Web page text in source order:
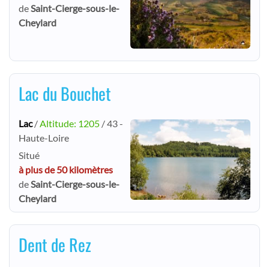
deSaint-Cierge-sous-le-
Cheylard
Lac du Bouchet
Lac/ Altitude: 1205 / 43 -
Haute-Loire
Situé
à plus de 50 kilomètres
de Saint-Cierge-sous-le-
Cheylard
Dent de Rez